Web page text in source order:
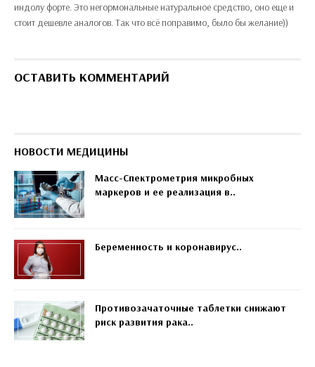
индолу форте. Это негормональные натуральное средство, оно еще и
стоит дешевле аналогов. Так что всё поправимо, было бы желание))
ОСТАВИТЬ КОММЕНТАРИЙ
НОВОСТИ МЕДИЦИНЫ
Масс-Спектрометрия микробных
маркеров и ее реализация в..
Беременность и коронавирус..
Противозачаточные таблетки снижают
риск развития рака..